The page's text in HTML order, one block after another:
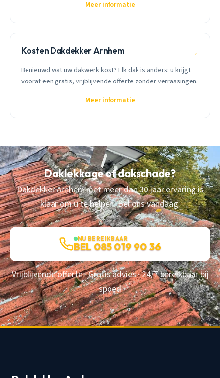
Meer informatie
Kosten Dakdekker Arnhem →
Benieuwd wat uw dakwerk kost? Elk dak is anders: u krijgt
vooraf een gratis, vrijblijvende offerte zonder verrassingen.
Meer informatie
Daklekkage of dakschade?
Dakdekker Arnhem met meer dan 30 jaar ervaring is
klaar om u te helpen. Bel ons vandaag.
NU BEREIKBAAR
BEL 085 019 90 36
Vrijblijvende offerte · Gratis advies · 24/7 bereikbaar bij
spoed